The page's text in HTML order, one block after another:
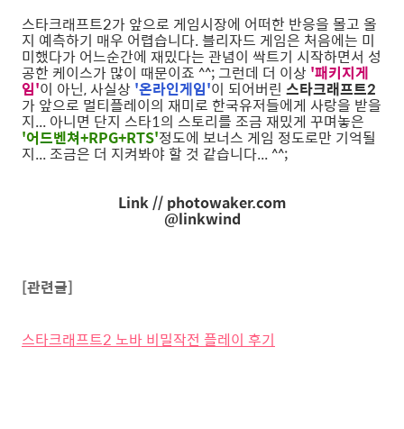
스타크래프트2가 앞으로 게임시장에 어떠한 반응을 몰고 올
지 예측하기 매우 어렵습니다. 블리자드 게임은 처음에는 미
미했다가 어느순간에 재밌다는 관념이 싹트기 시작하면서 성
공한 케이스가 많이 때문이죠 ^^; 그런데 더 이상 '패키지게
임'이 아닌, 사실상 '온라인게임'이 되어버린 스타크래프트2
가 앞으로 멀티플레이의 재미로 한국유저들에게 사랑을 받을
지... 아니면 단지 스타1의 스토리를 조금 재밌게 꾸며놓은
'어드벤쳐+RPG+RTS'정도에 보너스 게임 정도로만 기억될
지... 조금은 더 지켜봐야 할 것 같습니다... ^^;
Link // photowaker.com
@linkwind
[관련글]
스타크래프트2 노바 비밀작전 플레이 후기